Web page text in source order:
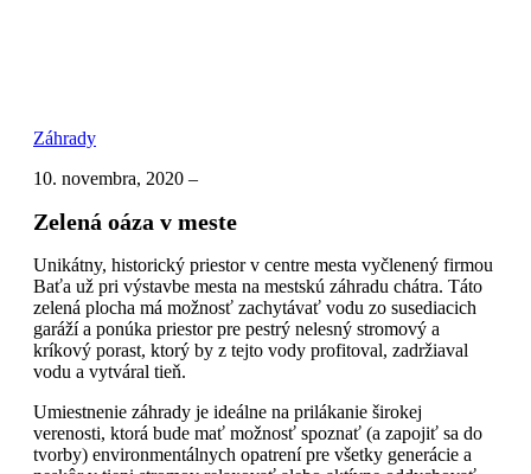
Záhrady
10. novembra, 2020 –
Zelená oáza v meste
Unikátny, historický priestor v centre mesta vyčlenený firmou
Baťa už pri výstavbe mesta na mestskú záhradu chátra. Táto
zelená plocha má možnosť zachytávať vodu zo susediacich
garáží a ponúka priestor pre pestrý nelesný stromový a
kríkový porast, ktorý by z tejto vody profitoval, zadržiaval
vodu a vytváral tieň.
Umiestnenie záhrady je ideálne na prilákanie širokej
verenosti, ktorá bude mať možnosť spoznať (a zapojiť sa do
tvorby) environmentálnych opatrení pre všetky generácie a